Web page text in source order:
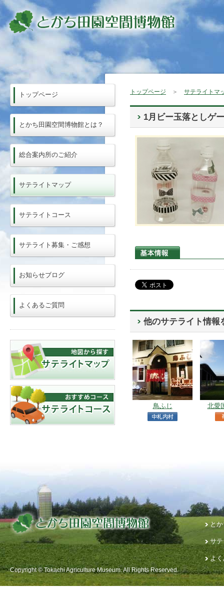
トップページ ＞ サテライトマ
1月ビー玉落としゲ
他のサテライト情報
鳥ふじ 北愛
トップページ
とかち田園空間博物館とは？
総合案内所のご紹介
サテライトマップ
サテライトコース
サテライト募集・ご感想
お知らせブログ
よくあるご質問
と
サ
よ
Copyright © Tokachi Agriculture Museum. All Rights Reserved.